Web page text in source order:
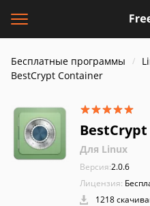
Бесплатные программы
BestCrypt Container
Для Linux
Версия:2.0.6
Лицензия:
1218